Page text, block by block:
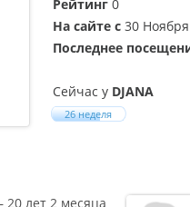
Рейтинг 0
На сайте с 30
Последнее
Сейчас у DJANA
26 неделя
лет 2 месяца